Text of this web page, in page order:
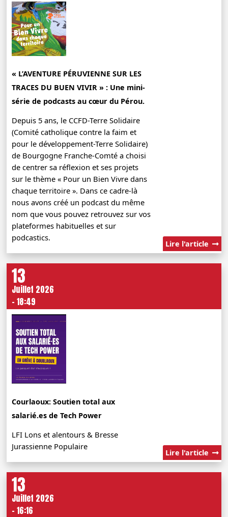
« L’AVENTURE PÉRUVIENNE SUR LES
TRACES DU BUEN VIVIR » : Une mini-
série de podcasts au cœur du Pérou.
Depuis 5 ans, le CCFD-Terre Solidaire
(Comité catholique contre la faim et
pour le développement-Terre Solidaire)
de Bourgogne Franche-Comté a choisi
de centrer sa réflexion et ses projets
sur le thème « Pour un Bien Vivre dans
chaque territoire ». Dans ce cadre-là
nous avons créé un podcast du même
nom que vous pouvez retrouvez sur vos
plateformes habituelles et sur
podcastics.
Lire l'article
13
Juillet 2026
- 18:49
Courlaoux: Soutien total aux
salarié.es de Tech Power
LFI Lons et alentours & Bresse
Jurassienne Populaire
Lire l'article
13
Juillet 2026
- 16:16